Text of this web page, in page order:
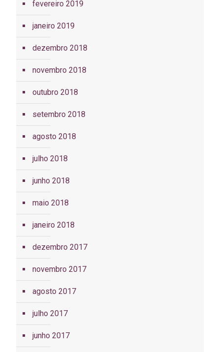
fevereiro 2019
janeiro 2019
dezembro 2018
novembro 2018
outubro 2018
setembro 2018
agosto 2018
julho 2018
junho 2018
maio 2018
janeiro 2018
dezembro 2017
novembro 2017
agosto 2017
julho 2017
junho 2017